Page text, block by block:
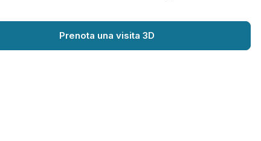
Prenota una visita 3D